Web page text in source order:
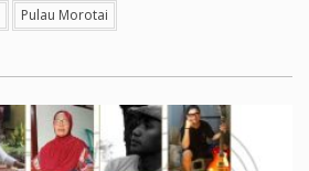
Pulau Morotai